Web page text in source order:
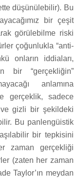
düşünülebilir). Bu
bir çeşit
görülebilme riski
çoğunlukla “anti-
onların iddiaları,
bir “gerçekliğin”
anlamına
gerçeklik, sadece
ve gizli bir şekildeki
Bu panlengüistik
bir tepkisini
zaman gerçekliği
(zaten her zaman
Taylor’ın meydan